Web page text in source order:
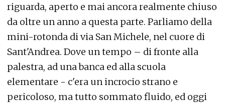
riguarda, aperto e mai ancora realmente chiuso
da oltre un anno a questa parte. Parliamo della
mini-rotonda di via San Michele, nel cuore di
Sant'Andrea. Dove un tempo – di fronte alla
palestra, ad una banca ed alla scuola
elementare - c'era un incrocio strano e
pericoloso, ma tutto sommato fluido, ed oggi